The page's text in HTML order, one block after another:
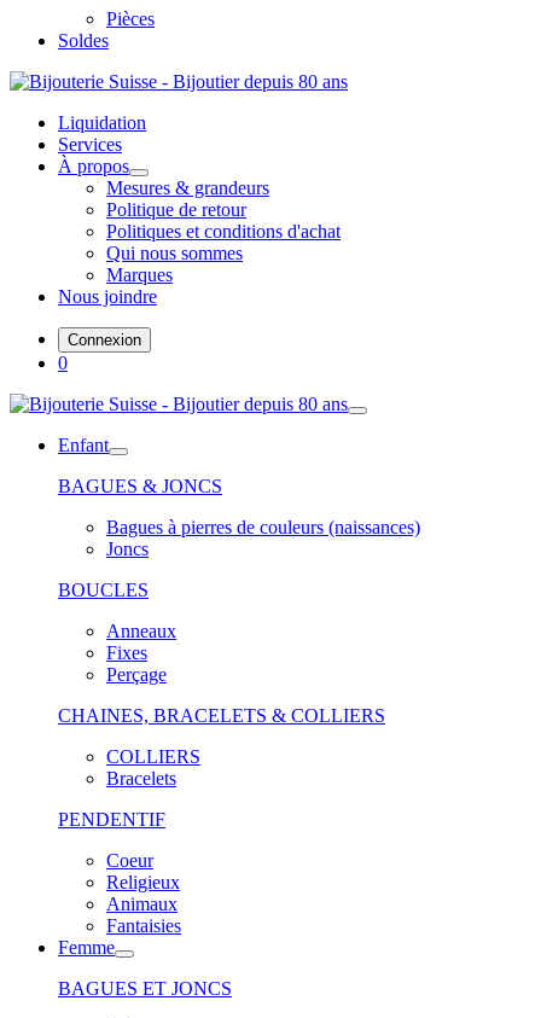
Pièces
Soldes
Liquidation
Services
À propos
Mesures & grandeurs
Politique de retour
Politiques et conditions d'achat
Qui nous sommes
Marques
Nous joindre
Connexion
0
Enfant
BAGUES & JONCS
Bagues à pierres de couleurs (naissances)
Joncs
BOUCLES
Anneaux
Fixes
Perçage
CHAINES, BRACELETS & COLLIERS
COLLIERS
Bracelets
PENDENTIF
Coeur
Religieux
Animaux
Fantaisies
Femme
BAGUES ET JONCS